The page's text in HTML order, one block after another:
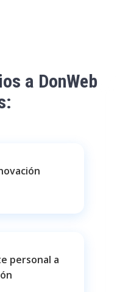
a DonWeb
personal a